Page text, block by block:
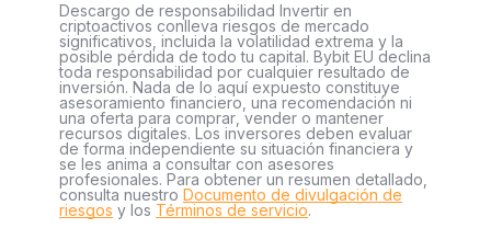
Descargo de responsabilidad Invertir en
criptoactivos conlleva riesgos de mercado
significativos, incluida la volatilidad extrema y la
posible pérdida de todo tu capital. Bybit EU declina
toda responsabilidad por cualquier resultado de
inversión. Nada de lo aquí expuesto constituye
asesoramiento financiero, una recomendación ni
una oferta para comprar, vender o mantener
recursos digitales. Los inversores deben evaluar
de forma independiente su situación financiera y
se les anima a consultar con asesores
profesionales. Para obtener un resumen detallado,
consulta nuestro Documento de divulgación de
riesgos y los Términos de servicio.